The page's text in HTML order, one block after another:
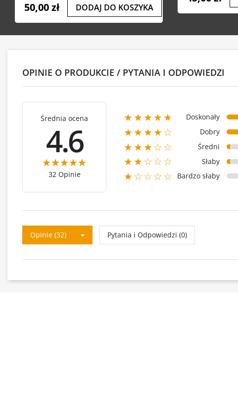
50,00 zł DODAJ DO KOSZYKA
OPINIE O PRODUKCIE / PYTANIA I ODPOWIEDZI
Średnia ocena
4.6
32 Opinie
★★★★★ Doskonały
★★★★☆
Dobry
★★★☆☆
Średni
★★☆☆☆
Słaby
★☆☆☆☆
Bardzo słaby
Opinie (32) Pytania i Odpowiedzi (0)